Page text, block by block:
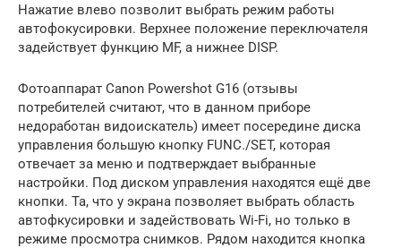
Нажатие влево позволит выбрать режим работы
автофокусировки. Верхнее положение переключателя
задействует функцию MF, а нижнее DISP.
Фотоаппарат Canon Powershot G16 (отзывы
потребителей считают, что в данном приборе
недоработан видоискатель) имеет посередине диска
управления большую кнопку FUNC./SET, которая
отвечает за меню и подтверждает выбранные
настройки. Под диском управления находятся ещё две
кнопки. Та, что у экрана позволяет выбрать область
автофкусировки и задействовать Wi-Fi, но только в
режиме просмотра снимков. Рядом находится кнопка